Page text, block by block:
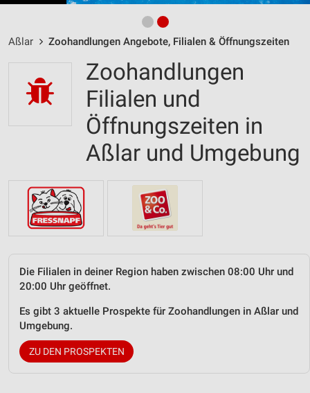
Aßlar Zoohandlungen Angebote, Filialen & Öffnungszeiten
Zoohandlungen
Filialen und
Öffnungszeiten in
Aßlar und Umgebung
Die Filialen in deiner Region haben zwischen 08:00 Uhr und
20:00 Uhr geöffnet.
Es gibt 3 aktuelle Prospekte für Zoohandlungen in Aßlar und
Umgebung.
ZU DEN PROSPEKTEN